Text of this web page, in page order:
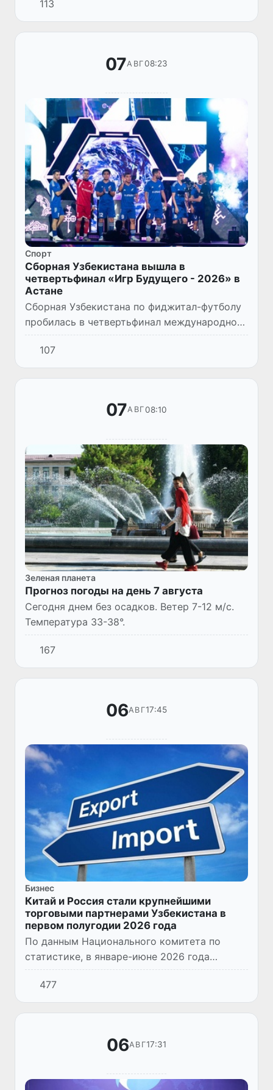
правовую и практическую помощь получили
более 1,8 тыс. гражда...
113
07АВГ08:23
Спорт
Сборная Узбекистана вышла в
четвертьфинал «Игр Будущего - 2026» в
Астане
Сборная Узбекистана по фиджитал-футболу
пробилась в четвертьфинал международного
турнира «Игры Будущего - 2026», одержав
драматичную победу над командой Orlando
Pirates.
107
07АВГ08:10
Зеленая планета
Прогноз погоды на день 7 августа
Сегодня днем без осадков. Ветер 7-12 м/с.
Температура 33-38°.
167
06АВГ17:45
Бизнес
Китай и Россия стали крупнейшими
торговыми партнерами Узбекистана в
первом полугодии 2026 года
По данным Национального комитета по
статистике, в январе-июне 2026 года
Узбекистан осуществлял внешнеторговые
отношения со 195 странами мира.
477
06АВГ17:31